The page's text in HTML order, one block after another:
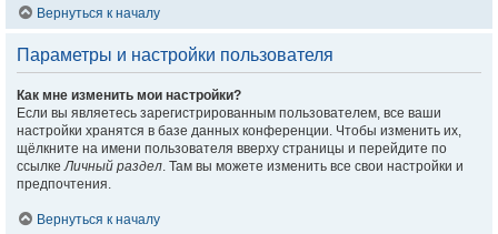
Вернуться к началу
Параметры и настройки пользователя
Как мне изменить мои настройки?
Если вы являетесь зарегистрированным пользователем, все ваши
настройки хранятся в базе данных конференции. Чтобы изменить их,
щёлкните на имени пользователя вверху страницы и перейдите по
ссылкеЛичный раздел. Там вы можете изменить все свои настройки и
предпочтения.
Вернуться к началу